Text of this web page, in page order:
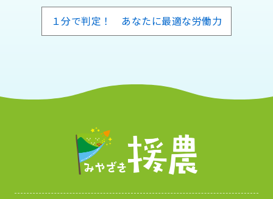
１分で判定！ あなたに最適な労働力